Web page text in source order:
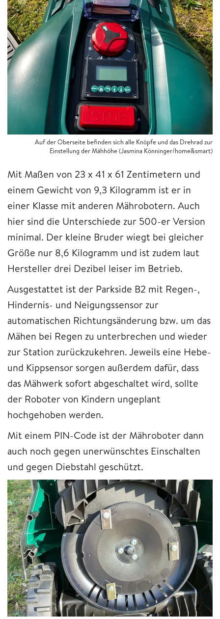
Auf der Oberseite befinden sich alle Knöpfe und das Drehrad zur
Einstellung der Mähhöhe (Jasmina Könninger/home&smart)
Mit Maßen von 23 x 41 x 61 Zentimetern und
einem Gewicht von 9,3 Kilogramm ist er in
einer Klasse mit anderen Mährobotern. Auch
hier sind die Unterschiede zur 500-er Version
minimal. Der kleine Bruder wiegt bei gleicher
Größe nur 8,6 Kilogramm und ist zudem laut
Hersteller drei Dezibel leiser im Betrieb.
Ausgestattet ist der Parkside B2 mit Regen-,
Hindernis- und Neigungssensor zur
automatischen Richtungsänderung bzw. um das
Mähen bei Regen zu unterbrechen und wieder
zur Station zurückzukehren. Jeweils eine Hebe-
und Kippsensor sorgen außerdem dafür, dass
das Mähwerk sofort abgeschaltet wird, sollte
der Roboter von Kindern ungeplant
hochgehoben werden.
Mit einem PIN-Code ist der Mähroboter dann
auch noch gegen unerwünschtes Einschalten
und gegen Diebstahl geschützt.